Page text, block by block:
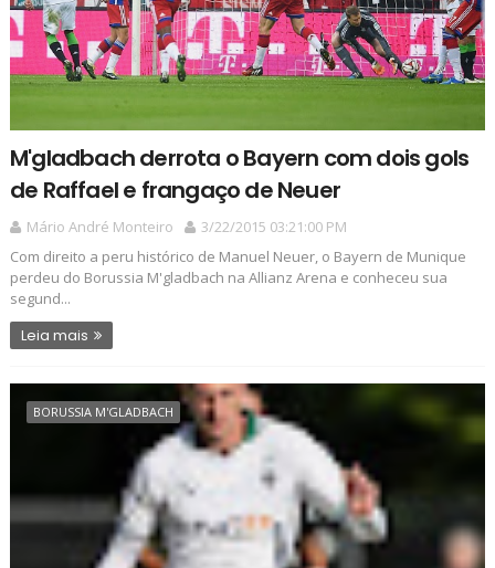
M'gladbach derrota o Bayern com dois gols
de Raffael e frangaço de Neuer
Mário André Monteiro
3/22/2015 03:21:00 PM
Com direito a peru histórico de Manuel Neuer, o Bayern de Munique
perdeu do Borussia M'gladbach na Allianz Arena e conheceu sua
segund...
Leia mais
BORUSSIA M'GLADBACH